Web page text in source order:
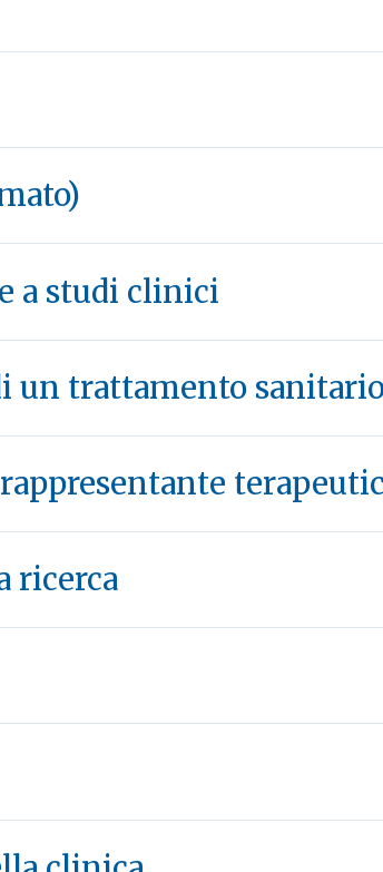
a studi clinici
un trattamento
ricerca